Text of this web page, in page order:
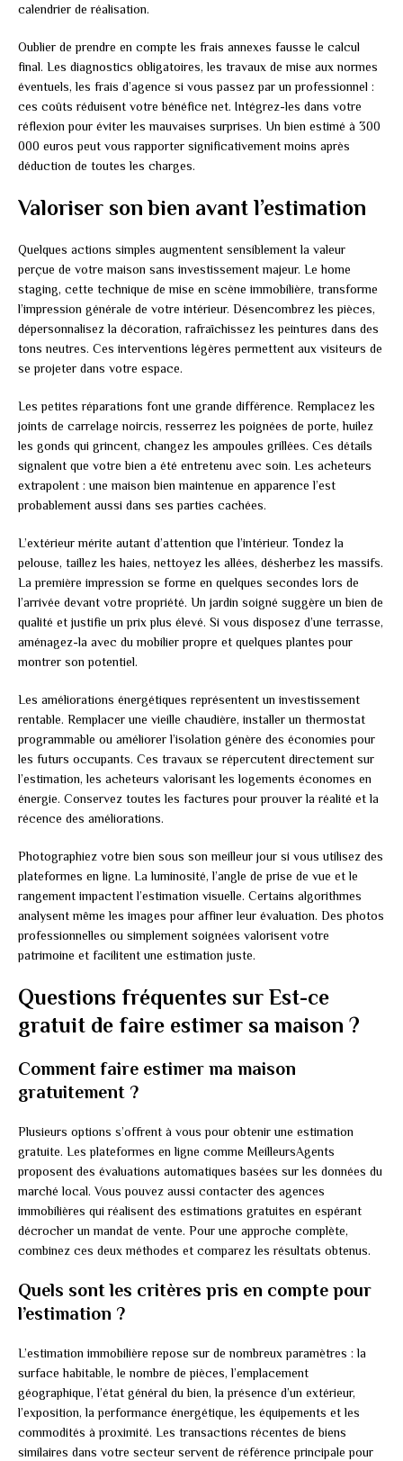
calendrier de réalisation.
Oublier de prendre en compte les frais annexes fausse le calcul
final. Les diagnostics obligatoires, les travaux de mise aux normes
éventuels, les frais d’agence si vous passez par un professionnel :
ces coûts réduisent votre bénéfice net. Intégrez-les dans votre
réflexion pour éviter les mauvaises surprises. Un bien estimé à 300
000 euros peut vous rapporter significativement moins après
déduction de toutes les charges.
Valoriser son bien avant l’estimation
Quelques actions simples augmentent sensiblement la valeur
perçue de votre maison sans investissement majeur. Le home
staging, cette technique de mise en scène immobilière, transforme
l’impression générale de votre intérieur. Désencombrez les pièces,
dépersonnalisez la décoration, rafraîchissez les peintures dans des
tons neutres. Ces interventions légères permettent aux visiteurs de
se projeter dans votre espace.
Les petites réparations font une grande différence. Remplacez les
joints de carrelage noircis, resserrez les poignées de porte, huilez
les gonds qui grincent, changez les ampoules grillées. Ces détails
signalent que votre bien a été entretenu avec soin. Les acheteurs
extrapolent : une maison bien maintenue en apparence l’est
probablement aussi dans ses parties cachées.
L’extérieur mérite autant d’attention que l’intérieur. Tondez la
pelouse, taillez les haies, nettoyez les allées, désherbez les massifs.
La première impression se forme en quelques secondes lors de
l’arrivée devant votre propriété. Un jardin soigné suggère un bien de
qualité et justifie un prix plus élevé. Si vous disposez d’une terrasse,
aménagez-la avec du mobilier propre et quelques plantes pour
montrer son potentiel.
Les améliorations énergétiques représentent un investissement
rentable. Remplacer une vieille chaudière, installer un thermostat
programmable ou améliorer l’isolation génère des économies pour
les futurs occupants. Ces travaux se répercutent directement sur
l’estimation, les acheteurs valorisant les logements économes en
énergie. Conservez toutes les factures pour prouver la réalité et la
récence des améliorations.
Photographiez votre bien sous son meilleur jour si vous utilisez des
plateformes en ligne. La luminosité, l’angle de prise de vue et le
rangement impactent l’estimation visuelle. Certains algorithmes
analysent même les images pour affiner leur évaluation. Des photos
professionnelles ou simplement soignées valorisent votre
patrimoine et facilitent une estimation juste.
Questions fréquentes sur Est-ce
gratuit de faire estimer sa maison ?
Comment faire estimer ma maison
gratuitement ?
Plusieurs options s’offrent à vous pour obtenir une estimation
gratuite. Les plateformes en ligne comme MeilleursAgents
proposent des évaluations automatiques basées sur les données du
marché local. Vous pouvez aussi contacter des agences
immobilières qui réalisent des estimations gratuites en espérant
décrocher un mandat de vente. Pour une approche complète,
combinez ces deux méthodes et comparez les résultats obtenus.
Quels sont les critères pris en compte pour
l’estimation ?
L’estimation immobilière repose sur de nombreux paramètres : la
surface habitable, le nombre de pièces, l’emplacement
géographique, l’état général du bien, la présence d’un extérieur,
l’exposition, la performance énergétique, les équipements et les
commodités à proximité. Les transactions récentes de biens
similaires dans votre secteur servent de référence principale pour